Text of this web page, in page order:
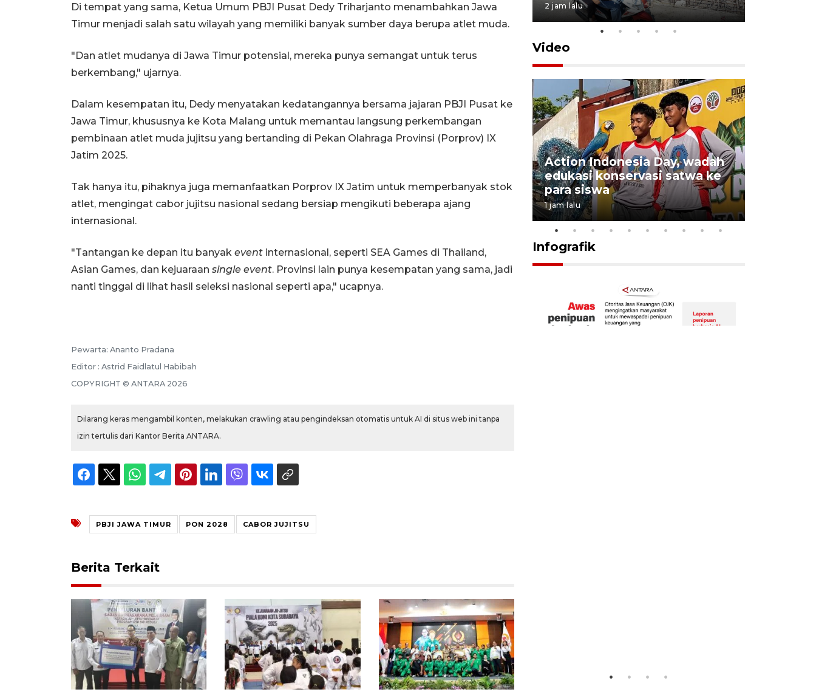
Di tempat yang sama, Ketua Umum PBJI Pusat Dedy Triharjanto menambahkan Jawa
Timur menjadi salah satu wilayah yang memiliki banyak sumber daya berupa atlet muda.
"Dan atlet mudanya di Jawa Timur potensial, mereka punya semangat untuk terus
berkembang," ujarnya.
Dalam kesempatan itu, Dedy menyatakan kedatangannya bersama jajaran PBJI Pusat ke
Jawa Timur, khususnya ke Kota Malang untuk memantau langsung perkembangan
pembinaan atlet muda jujitsu yang bertanding di Pekan Olahraga Provinsi (Porprov) IX
Jatim 2025.
Tak hanya itu, pihaknya juga memanfaatkan Porprov IX Jatim untuk memperbanyak stok
atlet, mengingat cabor jujitsu nasional sedang bersiap mengikuti beberapa ajang
internasional.
"Tantangan ke depan itu banyak event internasional, seperti SEA Games di Thailand,
Asian Games, dan kejuaraan single event. Provinsi lain punya kesempatan yang sama, jadi
nanti tinggal di lihat hasil seleksi nasional seperti apa," ucapnya.
Pewarta: Ananto Pradana
Editor : Astrid Faidlatul Habibah
COPYRIGHT © ANTARA 2026
Dilarang keras mengambil konten, melakukan crawling atau pengindeksan otomatis untuk AI di situs web ini tanpa
izin tertulis dari Kantor Berita ANTARA.
PBJI JAWA TIMUR PON 2028 CABOR JUJITSU
Berita Terkait
2 jam lalu 2 jam lalu
Video
dari target
5 Agustus 2026 19:33
Action Indonesia Day, wadah
edukasi konservasi satwa ke
para siswa
1 jam lalu
Infografik
Ekspedisi Rupiah Berdaulat
2026 sambangi Papua
2026-08-06 13:15:00